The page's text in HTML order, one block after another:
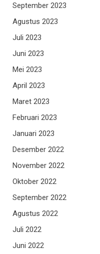
September 2023
Agustus 2023
Juli 2023
Juni 2023
Mei 2023
April 2023
Maret 2023
Februari 2023
Januari 2023
Desember 2022
November 2022
Oktober 2022
September 2022
Agustus 2022
Juli 2022
Juni 2022